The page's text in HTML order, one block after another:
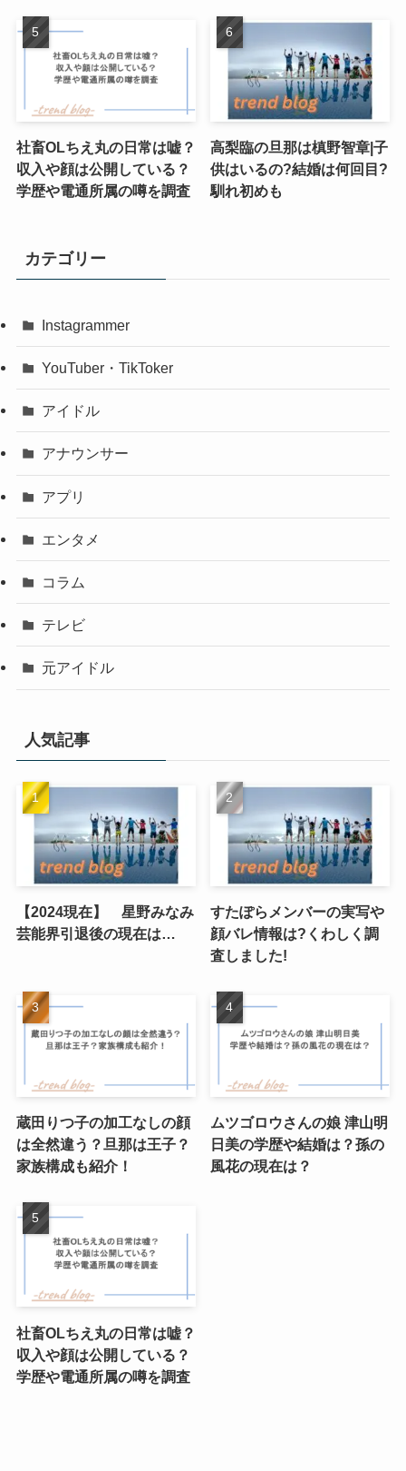
社畜OLちえ丸の日常は嘘？
収入や顔は公開している？
学歴や電通所属の噂を調査
高梨臨の旦那は槙野智章|子
供はいるの?結婚は何回目?
馴れ初めも
カテゴリー
Instagrammer
YouTuber・TikToker
アイドル
アナウンサー
アプリ
エンタメ
コラム
テレビ
元アイドル
人気記事
【2024現在】 星野みなみ
芸能界引退後の現在は…
すたぽらメンバーの実写や
顔バレ情報は?くわしく調
査しました!
蔵田りつ子の加工なしの顔
は全然違う？旦那は王子？
家族構成も紹介！
ムツゴロウさんの娘 津山明
日美の学歴や結婚は？孫の
風花の現在は？
社畜OLちえ丸の日常は嘘？
収入や顔は公開している？
学歴や電通所属の噂を調査